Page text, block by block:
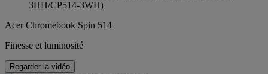
3HH/CP514-3WH)
Acer Chromebook Spin 514
Finesse et luminosité
Regarder la vidéo